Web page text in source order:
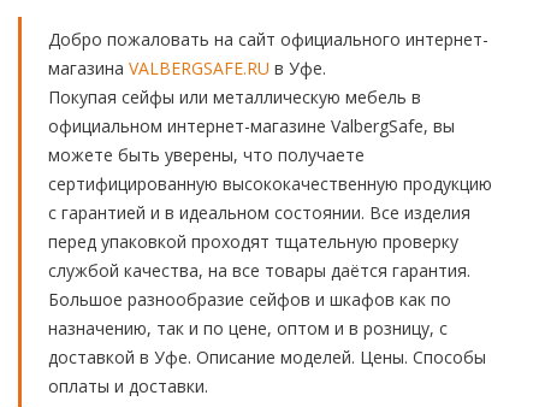
Добро пожаловать на сайт официального интернет-
магазина VALBERGSAFE.RU в Уфе.
Покупая сейфы или металлическую мебель в
официальном интернет-магазине ValbergSafe, вы
можете быть уверены, что получаете
сертифицированную высококачественную продукцию
с гарантией и в идеальном состоянии. Все изделия
перед упаковкой проходят тщательную проверку
службой качества, на все товары даётся гарантия.
Большое разнообразие сейфов и шкафов как по
назначению, так и по цене, оптом и в розницу, с
доставкой в Уфе. Описание моделей. Цены. Способы
оплаты и доставки.